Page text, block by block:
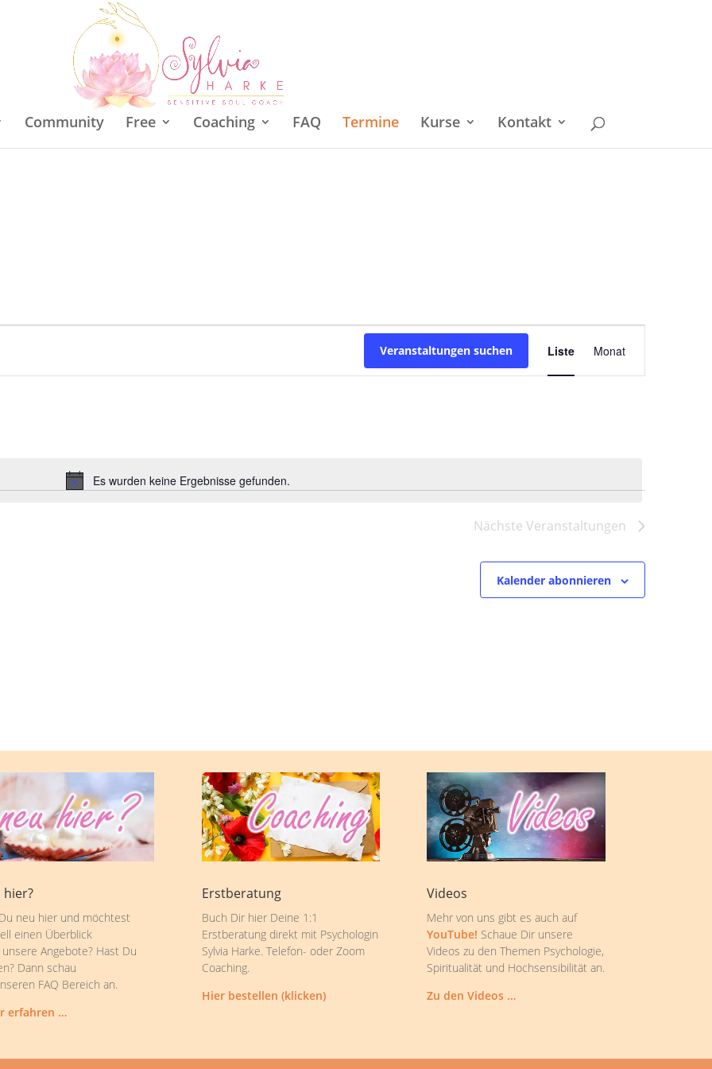
Community Free Coaching FAQ Termine Kurse Kontakt
Hinweis
Es wurden keine Ergebnisse gefunden.
Veranstaltungen suchen Ansichten-
Navigation
Liste Monat
Nächste Veranstaltungen
Kalender abonnieren
hier?
neu hier und möchtest
einen Überblick
Angebote? Hast Du
Dann schau
FAQ Bereich an.
erfahren …
Erstberatung
Buch Dir hier Deine 1:1
Erstberatung direkt mit Psychologin
Sylvia Harke. Telefon- oder Zoom
Coaching.
Hier bestellen (klicken)
Videos
Mehr von uns gibt es auch auf
YouTube! Schaue Dir unsere
Videos zu den Themen Psychologie,
Spiritualität und Hochsensibilität an.
Zu den Videos …